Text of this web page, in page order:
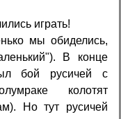
играть!
мы обиделись,
В конце
бой русичей с
колотят
Но тут русичей